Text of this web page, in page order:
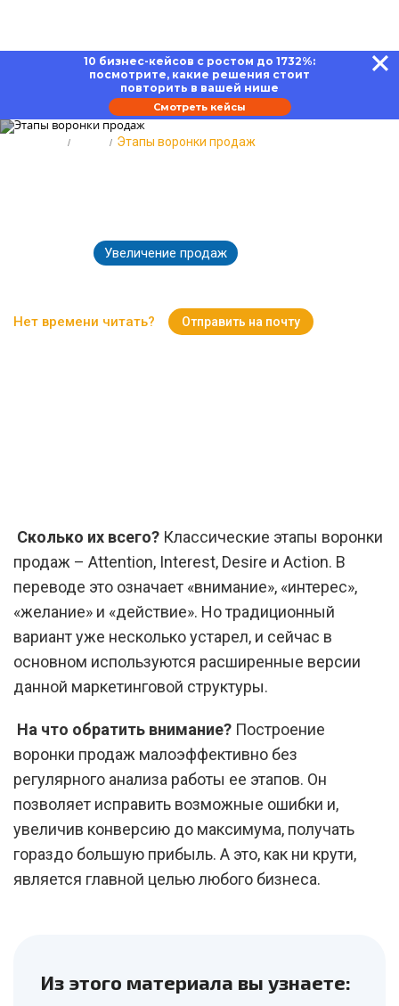
10 бизнес-кейсов с ростом до 1732%:
посмотрите, какие решения стоит
повторить в вашей нише
Смотреть кейсы
Этапы воронки продаж
Увеличение продаж
Нет времени читать? Отправить на почту
Сколько их всего? Классические этапы воронки
продаж – Attention, Interest, Desire и Action. В
переводе это означает «внимание», «интерес»,
«желание» и «действие». Но традиционный
вариант уже несколько устарел, и сейчас в
основном используются расширенные версии
данной маркетинговой структуры.
На что обратить внимание? Построение
воронки продаж малоэффективно без
регулярного анализа работы ее этапов. Он
позволяет исправить возможные ошибки и,
увеличив конверсию до максимума, получать
гораздо большую прибыль. А это, как ни крути,
является главной целью любого бизнеса.
Из этого материала вы узнаете: